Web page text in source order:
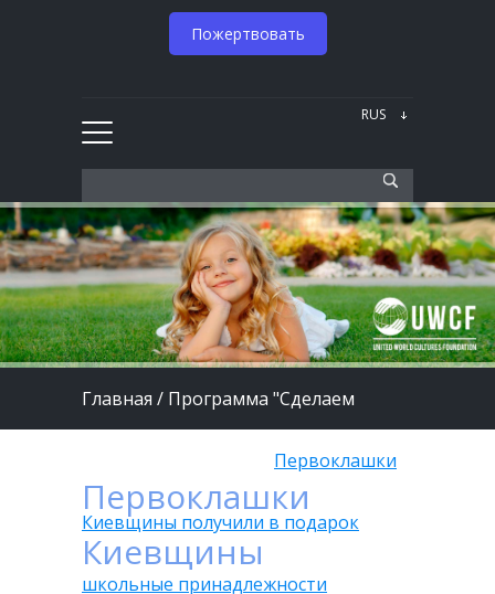
Пожертвовать
Главная / Программа "Сделаем
Первоклашки
Киевщины получили в подарок
школьные принадлежности
Первоклашки
Киевщины